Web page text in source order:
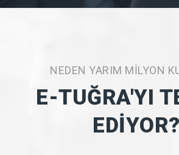
NEDEN YARIM MILYON
E-TUĞRA'YI
EDIYOR?